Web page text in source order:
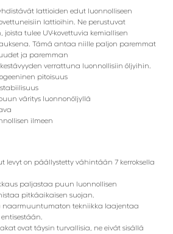
yhdistävät lattioiden edut luonnolliseen
lattioihin. Ne perustuvat
joista tulee UV-kovettuvia kemiallisen
Tämä antaa niille paljon paremmat
ja paremman
verrattuna luonnollisiin öljyihin.
pitoisuus
stabiilisuus
väritys luonnonöljyllä
ilmeen
levyt on päällystetty vähintään 7 kerroksella
paljastaa puun luonnollisen
pitkäaikaisen suojan.
naarmuuntumaton tekniikka laajentaa
ovat täysin turvallisia, ne eivät sisällä